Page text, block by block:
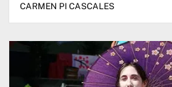
CARMEN PI CASCALES